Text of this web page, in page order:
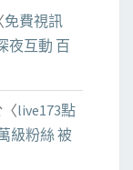
免費視訊
夜互動 百
〈live173點
級粉絲 被